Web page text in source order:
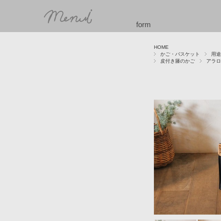
form
HOME
かご・バスケット
用
皮付き籐のかご
アラ